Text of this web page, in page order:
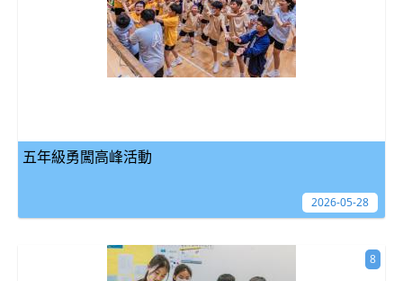
五年級勇闖高峰活動
2026-05-28
8